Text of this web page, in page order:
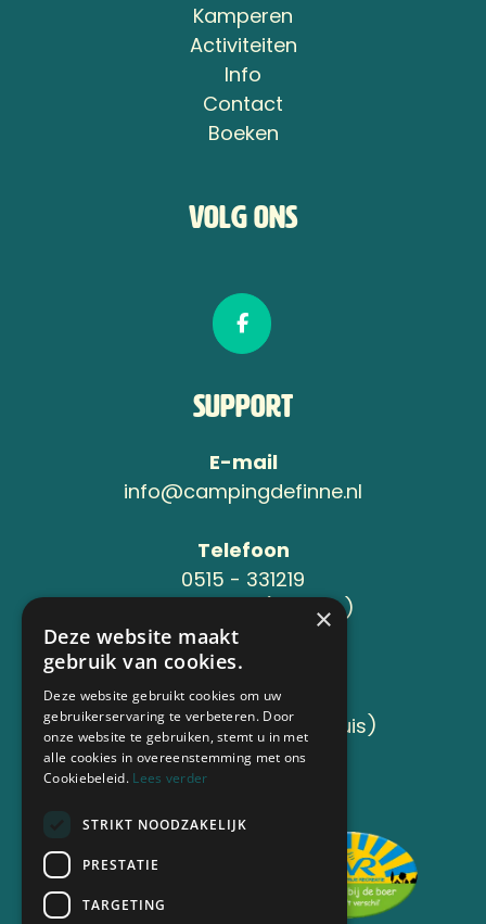
Kamperen
Activiteiten
Info
Contact
Boeken
Volg ons
Support
E-mail
info@campingdefinne.nl
Telefoon
0515 - 331219
06-24119734 (Jeroen )
Adres
Sânleansterdyk 6
8736 JB Reahûs (Roodhuis)
Aangesloten bij
×
Deze website maakt
gebruik van cookies.
Deze website gebruikt cookies om uw
gebruikerservaring te verbeteren. Door
onze website te gebruiken, stemt u in met
alle cookies in overeenstemming met ons
Cookiebeleid. Lees verder
STRIKT NOODZAKELIJK
PRESTATIE
TARGETING